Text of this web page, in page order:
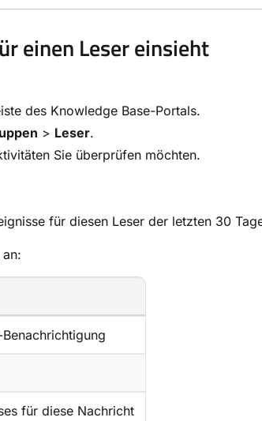
einen Leser einsieht
des Knowledge Base-Portals.
> Leser.
Sie überprüfen möchten.
für diesen Leser der letzten 30
für diese Nachricht